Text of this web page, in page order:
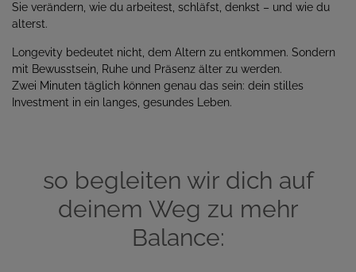
Sie verändern, wie du arbeitest, schläfst, denkst – und wie du
alterst.
Longevity bedeutet nicht, dem Altern zu entkommen. Sondern
mit Bewusstsein, Ruhe und Präsenz älter zu werden.
Zwei Minuten täglich können genau das sein: dein stilles
Investment in ein langes, gesundes Leben.
so begleiten wir dich auf
deinem Weg zu mehr
Balance: